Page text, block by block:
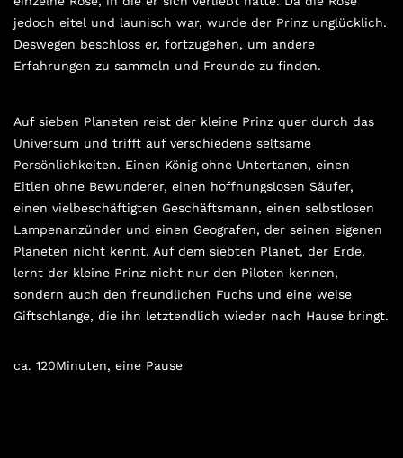
jedoch eitel und launisch war, wurde der Prinz unglücklich.
Deswegen beschloss er, fortzugehen, um andere
Erfahrungen zu sammeln und Freunde zu finden.
Auf sieben Planeten reist der kleine Prinz quer durch das
Universum und trifft auf verschiedene seltsame
Persönlichkeiten. Einen König ohne Untertanen, einen
Eitlen ohne Bewunderer, einen hoffnungslosen Säufer,
einen vielbeschäftigten Geschäftsmann, einen selbstlosen
Lampenanzünder und einen Geografen, der seinen eigenen
Planeten nicht kennt. Auf dem siebten Planet, der Erde,
lernt der kleine Prinz nicht nur den Piloten kennen,
sondern auch den freundlichen Fuchs und eine weise
Giftschlange, die ihn letztendlich wieder nach Hause bringt.
ca. 120Minuten, eine Pause